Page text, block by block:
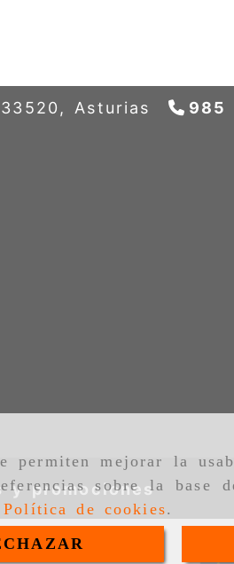
mejorar la
sobre la base
Política de cookies.
33520,Asturias 985
y promociones